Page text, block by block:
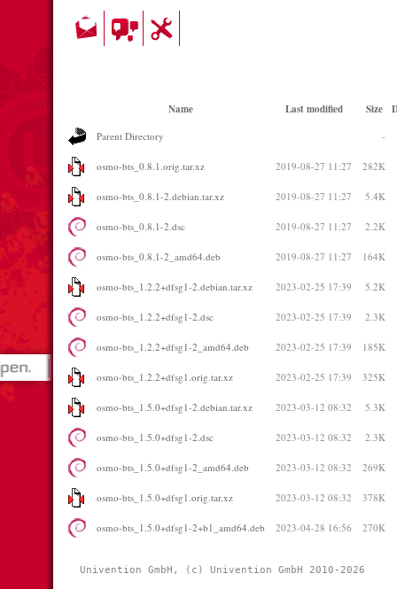
Name Last modified Size
Parent Directory -
osmo-bts_0.8.1.orig.tar.xz 2019-08-27 11:27 282K
osmo-bts_0.8.1-2.debian.tar.xz 2019-08-27 11:27 5.4K
osmo-bts_0.8.1-2.dsc 2019-08-27 11:27 2.2K
osmo-bts_0.8.1-2_amd64.deb 2019-08-27 11:27 164K
osmo-bts_1.2.2+dfsg1-2.debian.tar.xz 2023-02-25 17:39 5.2K
osmo-bts_1.2.2+dfsg1-2.dsc 2023-02-25 17:39 2.3K
osmo-bts_1.2.2+dfsg1-2_amd64.deb 2023-02-25 17:39 185K
osmo-bts_1.2.2+dfsg1.orig.tar.xz 2023-02-25 17:39 325K
osmo-bts_1.5.0+dfsg1-2.debian.tar.xz 2023-03-12 08:32 5.3K
osmo-bts_1.5.0+dfsg1-2.dsc 2023-03-12 08:32 2.3K
osmo-bts_1.5.0+dfsg1-2_amd64.deb 2023-03-12 08:32 269K
osmo-bts_1.5.0+dfsg1.orig.tar.xz 2023-03-12 08:32 378K
osmo-bts_1.5.0+dfsg1-2+b1_amd64.deb 2023-04-28 16:56 270K
Univention GmbH, (c) Univention GmbH 2010-2026